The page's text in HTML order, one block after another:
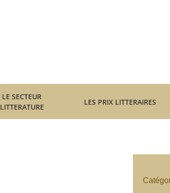
LE SECTEUR
LITTERATURE
LES PRIX LITTERAIRES